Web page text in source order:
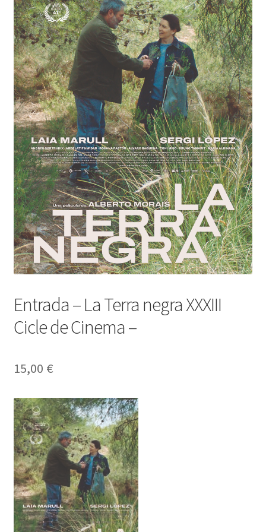
INICIA SESSIÓ
Entrada – La Terra negra XXXIII
Cicle de Cinema –
15,00 €